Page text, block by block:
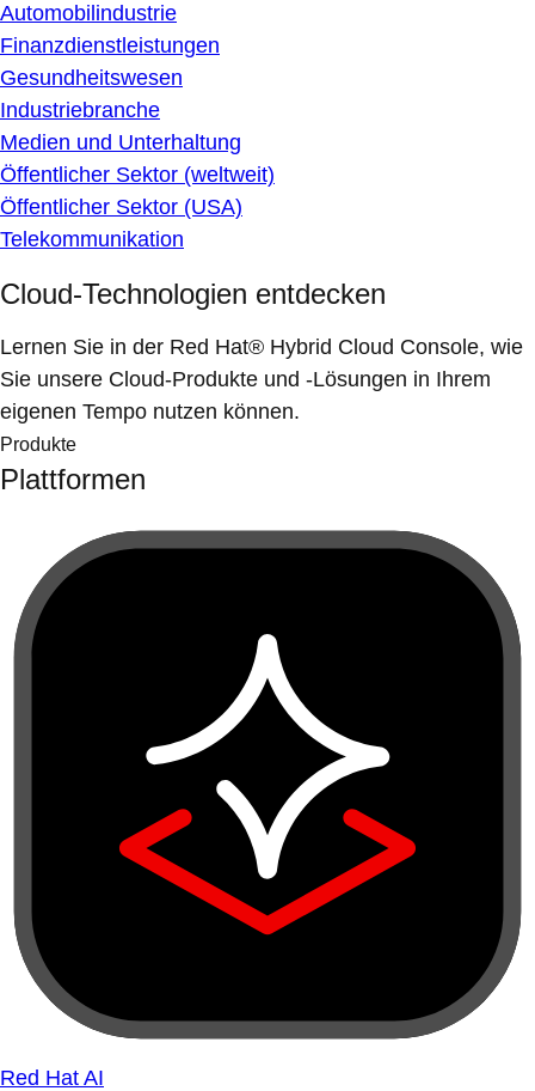
Automobilindustrie
Finanzdienstleistungen
Gesundheitswesen
Industriebranche
Medien und Unterhaltung
Öffentlicher Sektor (weltweit)
Öffentlicher Sektor (USA)
Telekommunikation
Cloud-Technologien entdecken
Lernen Sie in der Red Hat® Hybrid Cloud Console, wie
Sie unsere Cloud-Produkte und -Lösungen in Ihrem
eigenen Tempo nutzen können.
Produkte
Plattformen
Red Hat AI